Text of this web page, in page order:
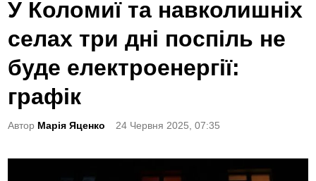
s
t
e
d
n
У Коломиї та навколишніх
селах три дні поспіль не
буде електроенергії:
графік
Автор Марія Яценко 24 Червня 2025, 07:35